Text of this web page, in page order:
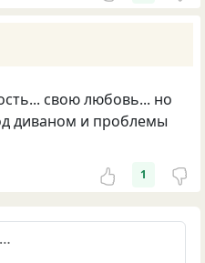
свою любовь... но
диваном и проблемы
1